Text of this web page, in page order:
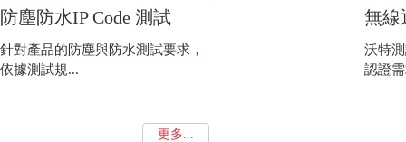
防塵防水IP Code 測試
針對產品的防塵與防水測試要求，
依據測試規...
更多...
無線
沃特
認證